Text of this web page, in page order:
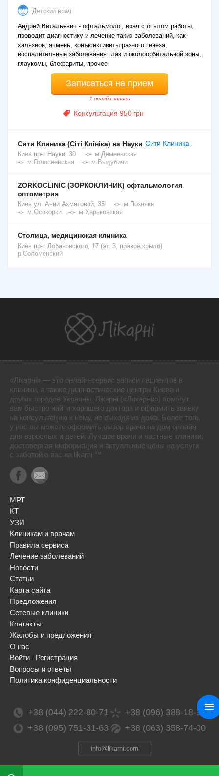
Детский врач
Андрей Витальевич - офтальмолог, врач с опытом работы,
проводит диагностику и лечение таких заболеваний, как
халязион, ячмень, конъюнктивиты разного генеза,
воспалительные заболевания глаз и околоорбитальной зоны,
глаукомы, блефариты, прочее
Записаться на прием
1 онлайн запись
Консультация 950 грн
Сити Клиника (Сіті Клініка) на Науки Сити Клиника
Киев пр-т Науки, 30
м.Демеевская
м.Голосеевская
м.Выдубичи
ZORKOCLINIC (ЗОРКОКЛИНИК) офтальмология
оптометрия
Киев ул. Анни Ахматовой, 35
м.Позняки
м.Осокорки
м.Харьковская
Столица, медицинская клиника
Киев пр-т Лобановского, 17 (эт. 3, правое крыло)
р.Соломенский
«Лікарні» — это онлайн-сервис записи пациентов в
клиники, а также диагностические центры Киева и
других городов Украины. Лікарні («Ликарни») помогут
вам быстро найти хорошего доктора и оформить заявку
на консультацию к нему, не выходя из дома. Более того,
у нас вы можете оформить вызов врача на дом онлайн
для взрослых и детей. Лучшие врачи и частные клиники,
достоверная информация и актуальные цены на услуги
с заботой о вас на likarni ™
МРТ
КТ
УЗИ
Клиникам и врачам
Правила сервиса
Лечение заболеваний
Новости
Статьи
Карта сайта
Предложения
Сетевые клиники
Контакты
Жалобы и предложения
О нас
Войти / Регистрация
Вопросы и ответы
Политика конфиденциальности
+38 (044) 222-80-71
+38 (096) 388-18-99
+38 (095) 751-31-63
+38 (063) 358-74-00
info@likarni.com